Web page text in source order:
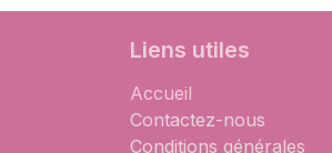
Liens utiles
Accueil
Contactez-nous
Conditions générales